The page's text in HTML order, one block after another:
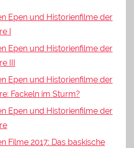
Epen und Historienfilme der
I
Epen und Historienfilme der
III
Epen und Historienfilme der
Fackeln im Sturm?
Epen und Historienfilme der
Filme 2017: Das baskische